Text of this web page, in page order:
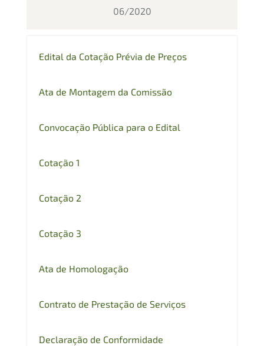
06/2020
Edital da Cotação Prévia de Preços
Ata de Montagem da Comissão
Convocação Pública para o Edital
Cotação 1
Cotação 2
Cotação 3
Ata de Homologação
Contrato de Prestação de Serviços
Declaração de Conformidade